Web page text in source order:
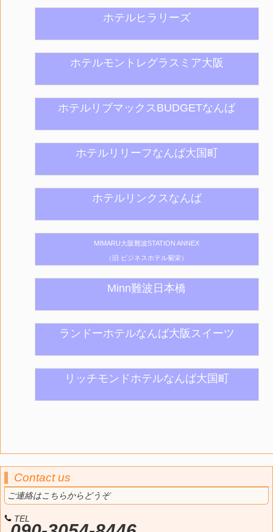
ホテルヒラリーズ
ホテルモントレグラスミア大阪
ホテルリブマックスBUDGETなんば
ホテルリリーフなんば大国町
ホテルリンクスなんば
MIMARU大阪難波STATION ANNEX
（旧 ビジネスホテル菊栄）
Minn難波日本橋
ランドーホテルなんば大阪スイーツ
リッチモンドホテルなんば大国町
Contact us
ご連絡はこちらからどうぞ
TEL